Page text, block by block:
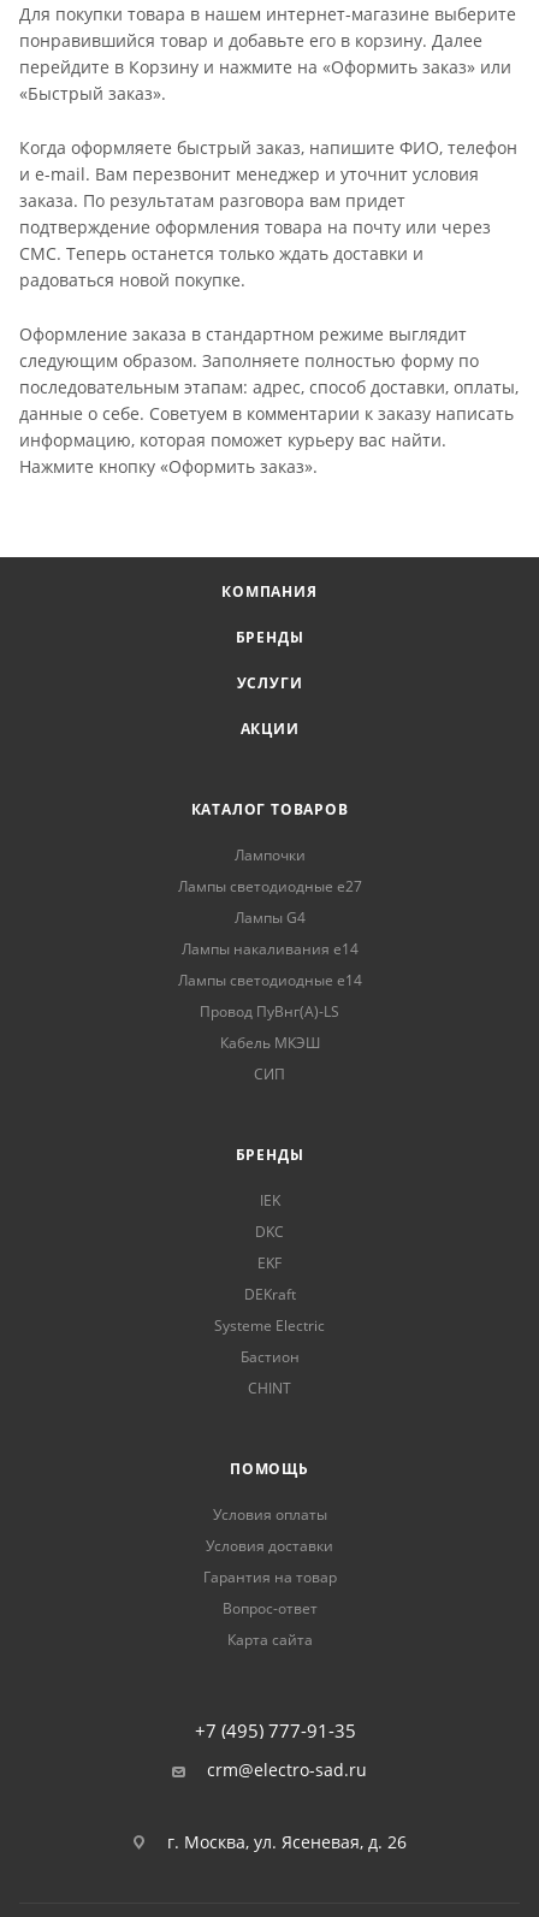
Для покупки товара в нашем интернет-магазине выберите
понравившийся товар и добавьте его в корзину. Далее
перейдите в Корзину и нажмите на «Оформить заказ» или
«Быстрый заказ».
Когда оформляете быстрый заказ, напишите ФИО, телефон
и e-mail. Вам перезвонит менеджер и уточнит условия
заказа. По результатам разговора вам придет
подтверждение оформления товара на почту или через
СМС. Теперь останется только ждать доставки и
радоваться новой покупке.
Оформление заказа в стандартном режиме выглядит
следующим образом. Заполняете полностью форму по
последовательным этапам: адрес, способ доставки, оплаты,
данные о себе. Советуем в комментарии к заказу написать
информацию, которая поможет курьеру вас найти.
Нажмите кнопку «Оформить заказ».
КОМПАНИЯ
БРЕНДЫ
УСЛУГИ
АКЦИИ
КАТАЛОГ ТОВАРОВ
Лампочки
Лампы светодиодные е27
Лампы G4
Лампы накаливания е14
Лампы светодиодные е14
Провод ПуВнг(А)-LS
Кабель МКЭШ
СИП
БРЕНДЫ
IEK
DKC
EKF
DEKraft
Systeme Electric
Бастион
CHINT
ПОМОЩЬ
Условия оплаты
Условия доставки
Гарантия на товар
Вопрос-ответ
Карта сайта
+7 (495) 777-91-35
crm@electro-sad.ru
г. Москва, ул. Ясеневая, д. 26